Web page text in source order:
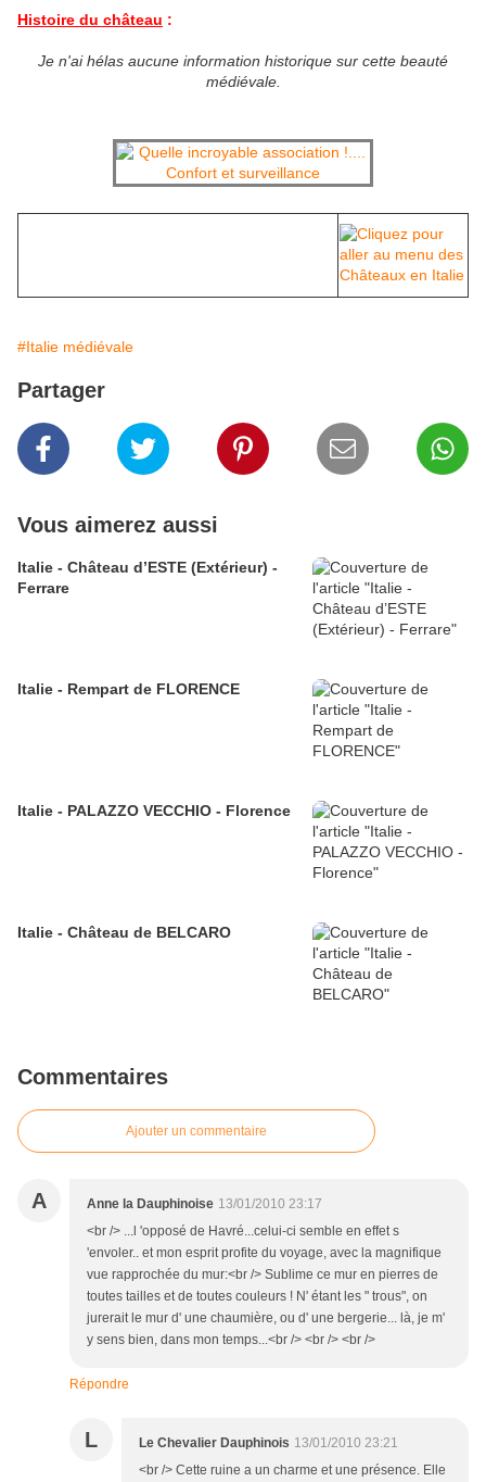
Histoire du château :
Je n'ai hélas aucune information historique sur cette beauté
médiévale.
#Italie médiévale
Partager
Vous aimerez aussi
Italie - Château d’ESTE (Extérieur) -
Ferrare
Italie - Rempart de FLORENCE
Italie - PALAZZO VECCHIO - Florence
Italie - Château de BELCARO
Commentaires
Ajouter un commentaire
A Anne la Dauphinoise 13/01/2010 23:17
<br /> ...l 'opposé de Havré...celui-ci semble en effet s
'envoler.. et mon esprit profite du voyage, avec la magnifique
vue rapprochée du mur:<br /> Sublime ce mur en pierres de
toutes tailles et de toutes couleurs ! N' étant les " trous", on
jurerait le mur d' une chaumière, ou d' une bergerie... là, je m'
y sens bien, dans mon temps...<br /> <br /> <br />
Répondre
L Le Chevalier Dauphinois 13/01/2010 23:21
<br /> Cette ruine a un charme et une présence. Elle